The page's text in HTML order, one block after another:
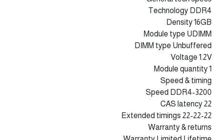
Technology DDR4
Density 16GB
Module type UDIMM
DIMM type Unbuffered
Voltage 1.2V
Module quantity 1
Speed & timing
Speed DDR4-3200
CAS latency 22
Extended timings 22-22-22
Warranty & returns